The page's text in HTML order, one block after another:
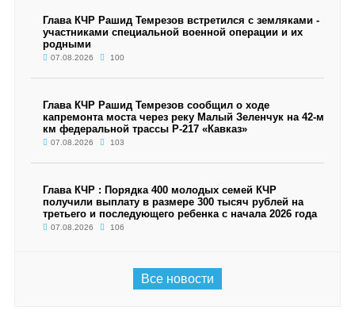
Глава КЧР Рашид Темрезов встретился с земляками -
участниками специальной военной операции и их
родными
07.08.2026 100
Глава КЧР Рашид Темрезов сообщил о ходе
капремонта моста через реку Малый Зеленчук на 42-м
км федеральной трассы Р-217 «Кавказ»
07.08.2026 103
Глава КЧР : Порядка 400 молодых семей КЧР
получили выплату в размере 300 тысяч рублей на
третьего и последующего ребенка с начала 2026 года
07.08.2026 106
Все новости